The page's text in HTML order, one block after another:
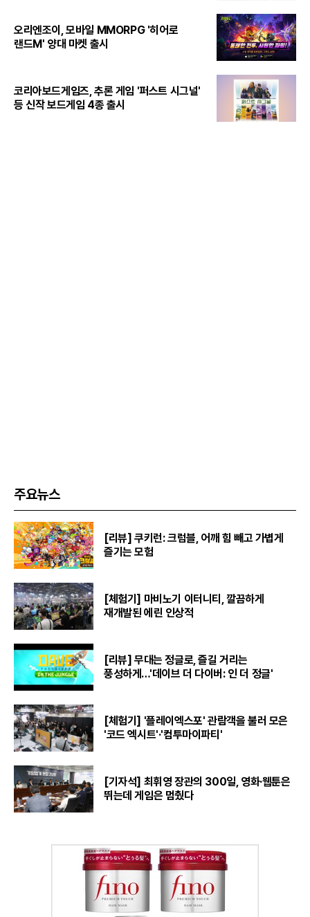
오리엔조이, 모바일 MMORPG '히어로
랜드M' 양대 마켓 출시
코리아보드게임즈, 추론 게임 '퍼스트 시그널'
등 신작 보드게임 4종 출시
주요뉴스
[리뷰] 쿠키런: 크럼블, 어깨 힘 빼고 가볍게
즐기는 모험
[체험기] 마비노기 이터니티, 깔끔하게
재개발된 에린 인상적
[리뷰] 무대는 정글로, 즐길 거리는
풍성하게…'데이브 더 다이버: 인 더 정글'
[체험기] '플레이엑스포' 관람객을 불러 모은
'코드 엑시트'·'컴투마이파티'
[기자석] 최휘영 장관의 300일, 영화·웹툰은
뛰는데 게임은 멈췄다